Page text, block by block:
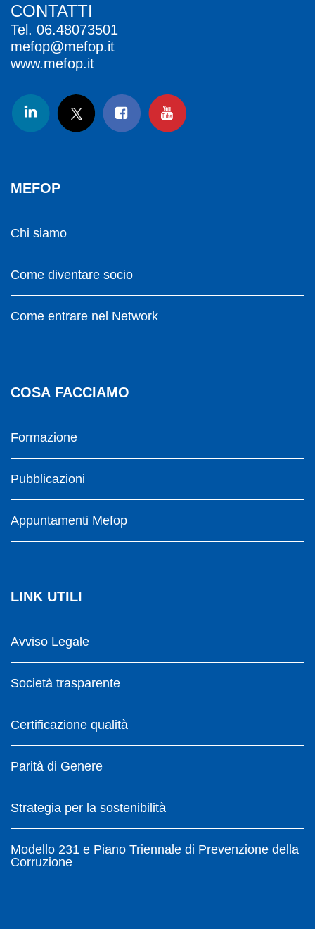
CONTATTI
Tel. 06.48073501
mefop@mefop.it
www.mefop.it
MEFOP
Chi siamo
Come diventare socio
Come entrare nel Network
COSA FACCIAMO
Formazione
Pubblicazioni
Appuntamenti Mefop
LINK UTILI
Avviso Legale
Società trasparente
Certificazione qualità
Parità di Genere
Strategia per la sostenibilità
Modello 231 e Piano Triennale di Prevenzione della
Corruzione